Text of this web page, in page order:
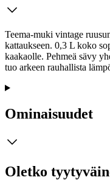
Teema-muki vintage
kattaukseen. 0,3 L koko
kaakaolle. Pehmeä sävy
tuo arkeen rauhallista
Ominaisuudet
Oletko